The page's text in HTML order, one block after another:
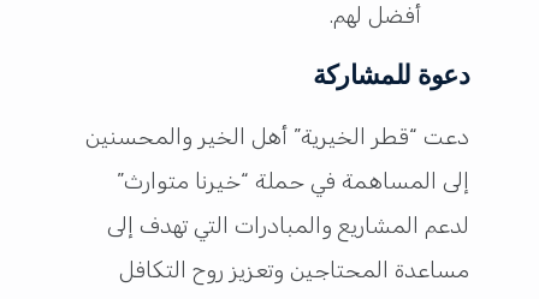
أفضل لهم.
دعوة للمشاركة
دعت “قطر الخيرية” أهل الخير والمحسنين
إلى المساهمة في حملة “خيرنا متوارث”
لدعم المشاريع والمبادرات التي تهدف إلى
مساعدة المحتاجين وتعزيز روح التكافل